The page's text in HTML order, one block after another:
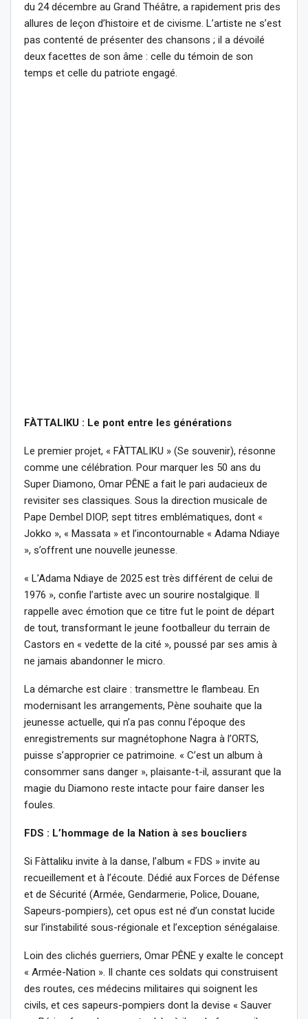
du 24 décembre au Grand Théâtre, a rapidement pris des
allures de leçon d’histoire et de civisme. L’artiste ne s’est
pas contenté de présenter des chansons ; il a dévoilé
deux facettes de son âme : celle du témoin de son
temps et celle du patriote engagé.
FÀTTALIKU : Le pont entre les générations
Le premier projet, « FÀTTALIKU » (Se souvenir), résonne
comme une célébration. Pour marquer les 50 ans du
Super Diamono, Omar PÊNE a fait le pari audacieux de
revisiter ses classiques. Sous la direction musicale de
Pape Dembel DIOP, sept titres emblématiques, dont «
Jokko », « Massata » et l’incontournable « Adama Ndiaye
», s’offrent une nouvelle jeunesse.
« L’Adama Ndiaye de 2025 est très différent de celui de
1976 », confie l’artiste avec un sourire nostalgique. Il
rappelle avec émotion que ce titre fut le point de départ
de tout, transformant le jeune footballeur du terrain de
Castors en « vedette de la cité », poussé par ses amis à
ne jamais abandonner le micro.
La démarche est claire : transmettre le flambeau. En
modernisant les arrangements, Pène souhaite que la
jeunesse actuelle, qui n’a pas connu l’époque des
enregistrements sur magnétophone Nagra à l’ORTS,
puisse s’approprier ce patrimoine. « C’est un album à
consommer sans danger », plaisante-t-il, assurant que la
magie du Diamono reste intacte pour faire danser les
foules.
FDS : L’hommage de la Nation à ses boucliers
Si Fàttaliku invite à la danse, l’album « FDS » invite au
recueillement et à l’écoute. Dédié aux Forces de Défense
et de Sécurité (Armée, Gendarmerie, Police, Douane,
Sapeurs-pompiers), cet opus est né d’un constat lucide
sur l’instabilité sous-régionale et l’exception sénégalaise.
Loin des clichés guerriers, Omar PÊNE y exalte le concept
« Armée-Nation ». Il chante ces soldats qui construisent
des routes, ces médecins militaires qui soignent les
civils, et ces sapeurs-pompiers dont la devise « Sauver